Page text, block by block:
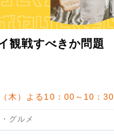
観戦すべきか問題
木）よる10：00～10：30
グルメ